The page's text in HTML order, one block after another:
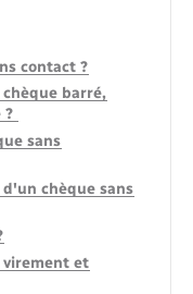
contact ?
barré,
?
sans
chèque sans
virement et